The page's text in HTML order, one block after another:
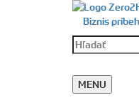
Biznis príbeh
MENU